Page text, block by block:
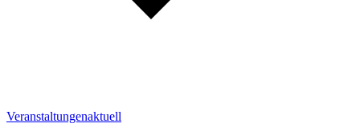
Veranstaltungenaktuell